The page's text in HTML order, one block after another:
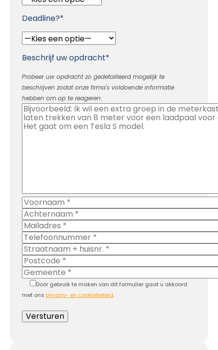
Deadline?*
Beschrijf uw opdracht*
Probeer uw opdracht zo gedetailleerd mogelijk te
beschrijven zodat onze firma's voldoende informatie
hebben om op te reageren.
Door gebruik te maken van dit formulier gaat u akkoord
met ons privacy- en cookiebeleid.